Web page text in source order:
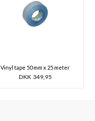
Vinyl tape 50 mm x 25 meter
DKK349,95